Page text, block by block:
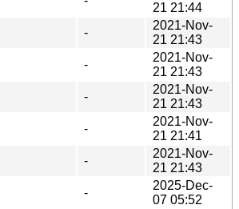
21 21:44
-
2021-Nov-
21 21:43
-
2021-Nov-
21 21:43
-
2021-Nov-
21 21:43
-
2021-Nov-
21 21:41
-
2021-Nov-
21 21:43
-
2025-Dec-
07 05:52